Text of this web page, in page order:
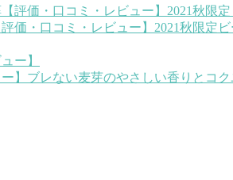
・口コミ・レビュー】2021秋限定ビ
ブレない麦芽のやさしい香りとコク